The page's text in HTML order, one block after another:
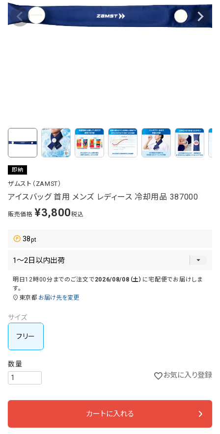
即納
ザムスト（ZAMST）
アイスバッグ 首用 メンズ レディース 冷却用品 387000
販売価格 ¥3,800税込
38
明日12時00分 までのご注文で2026/08/08（土） に宅配便でお届けしま
す。
東京都 お届け先を変更
サイズ
フリー
お気に入り登録
カートに入れる